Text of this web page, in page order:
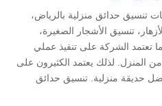
تنسيق حدائق منزلية بالرياض،
تنسيق الأشجار الصغيرة،
تعتمد الشركة على تنفيذ عملي
المنزل. لذلك يعتمد الكثيرون على
حديقة منزلية. تنسيق حدائق